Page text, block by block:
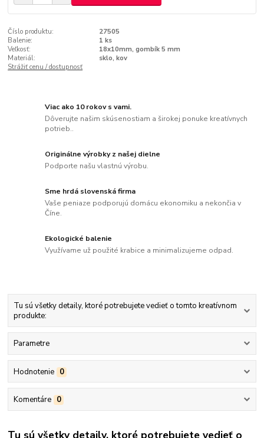
Číslo produktu:
27505
Balenie:
1 ks
Veľkosť:
18x10mm, gombík 5 mm
Materiál:
sklo, kov
Strážiť cenu / dostupnosť
Viac ako 10 rokov s vami.
Dôverujte našim skúsenostiam a širokej ponuke kreatívnych
potrieb..
Originálne výrobky z našej dielne
Podporte našu vlastnú výrobu.
Sme hrdá slovenská firma
Vaše peniaze podporujú domácu ekonomiku a nekončia v
Číne.
Ekologické balenie
Využívame už použité krabice a minimalizujeme odpad.
Tu sú všetky detaily, ktoré potrebujete vedieť o tomto kreatívnom
produkte:
Parametre
Hodnotenie 0
Komentáre 0